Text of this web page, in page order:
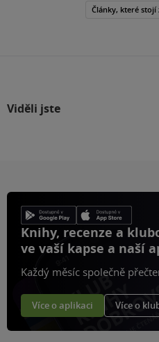
Články, které stojí
Viděli jste
Knihy, recenze a
ve vaší kapse a naší
Každý měsíc společně
Více o aplikaci Více o